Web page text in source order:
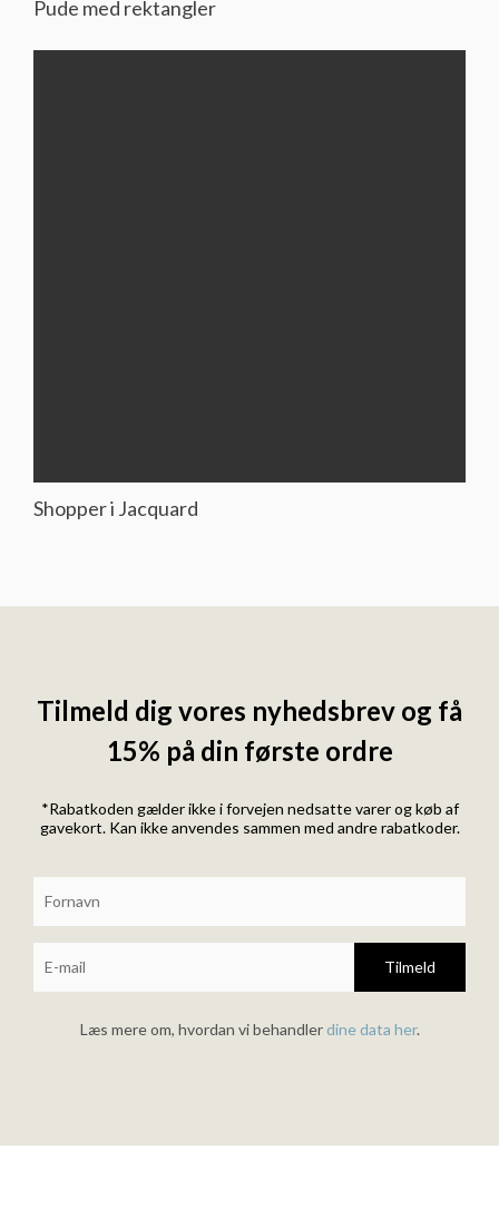
Pude med rektangler
Shopper i Jacquard
Tilmeld dig vores nyhedsbrev og få
15% på din første ordre
*Rabatkoden gælder ikke i forvejen nedsatte varer og køb af
gavekort. Kan ikke anvendes sammen med andre rabatkoder.
Tilmeld
Læs mere om, hvordan vi behandlerdine data her.